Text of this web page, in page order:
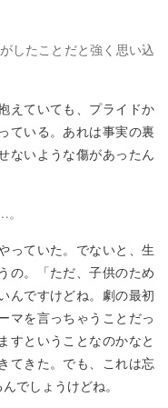
したことだと強く思い込
ていても、プライドか
ている。あれは事実の裏
ないような傷があったん
ていた。でないと、生
の。「ただ、子供のため
んですけどね。劇の最初
マを言っちゃうことだっ
すということなのかなと
てきた。でも、これは忘
でしょうけどね。